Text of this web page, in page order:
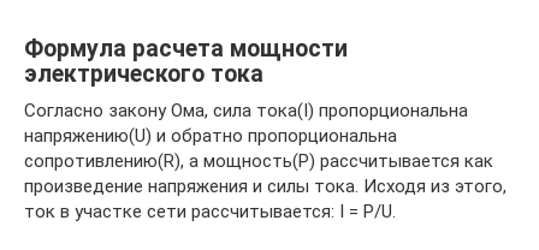
Формула расчета мощности
электрического тока
Согласно закону Ома, сила тока(I) пропорциональна
напряжению(U) и обратно пропорциональна
сопротивлению(R), а мощность(P) рассчитывается как
произведение напряжения и силы тока. Исходя из этого,
ток в участке сети рассчитывается: I = P/U.